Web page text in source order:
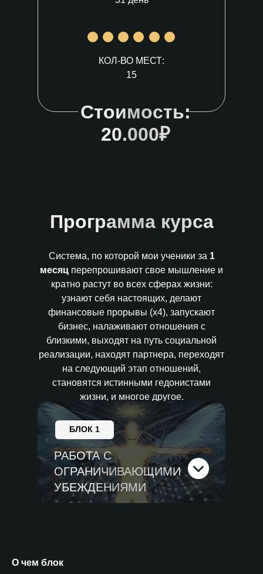
КОЛ-ВО МЕСТ:
15
Стоимость:
20.000₽
Программа курса
Система, по которой мои ученики за 1
месяц перепрошивают свое мышление и
кратно растут во всех сферах жизни:
узнают себя настоящих, делают
финансовые прорывы (х4), запускают
бизнес, налаживают отношения с
близкими, выходят на путь социальной
реализации, находят партнера, переходят
на следующий этап отношений,
становятся истинными гедонистами
жизни, и многое другое.
РАБОТА С
ОГРАНИЧИВАЮЩИМИ
УБЕЖДЕНИЯМИ
БЛОК 1
О чем блок